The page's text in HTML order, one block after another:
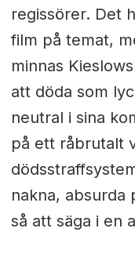
regissörer. Det
film på temat,
minnas
att döda som
neutral i sina
på ett råbrutalt
nakna, absurda
så att säga i en